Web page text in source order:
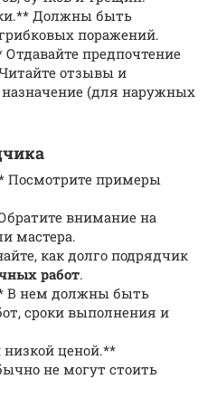
Должны быть
поражений.
предпочтение
отзывы и
(для наружных
Посмотрите примеры
внимание на
мастера.
как долго подрядчик
работ.
В нем должны быть
сроки выполнения и
низкой ценой.**
не могут стоить